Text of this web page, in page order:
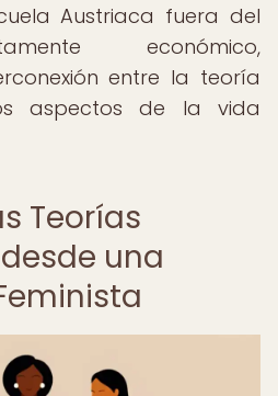
Austriaca fuera del
económico,
entre la teoría
aspectos de la vida
Teorías
una